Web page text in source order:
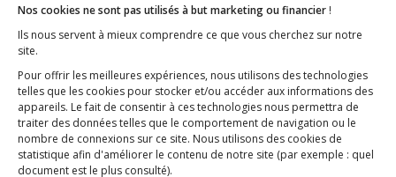
Nos cookies ne sont pas utilisés à but marketing ou financier !
Ils nous servent à mieux comprendre ce que vous cherchez sur notre
site.
Pour offrir les meilleures expériences, nous utilisons des technologies
telles que les cookies pour stocker et/ou accéder aux informations des
appareils. Le fait de consentir à ces technologies nous permettra de
traiter des données telles que le comportement de navigation ou le
nombre de connexions sur ce site. Nous utilisons des cookies de
statistique afin d'améliorer le contenu de notre site (par exemple : quel
document est le plus consulté).
Santé !
Je pense que j’ai été quelque peu réservé dans